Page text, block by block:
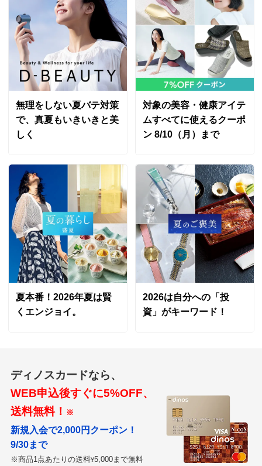
無理をしない夏バテ対策
で、真夏もいきいきと美
しく
対象の美容・健康アイテ
ムすべてに使えるクーポ
ン 8/10（月）まで
夏本番！2026年夏は賢
くエンジョイ。
2026は自分への「投
資」がキーワード！
ディノスカードなら、
WEB申込後すぐに5%OFF、
送料無料！ ※
新規入会で2,000円クーポン！
9/30まで
※商品1点あたりの送料¥5,000まで無料